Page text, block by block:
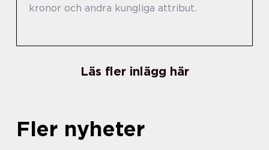
kronor och andra kungliga attribut.
Läs fler inlägg här
Fler nyheter